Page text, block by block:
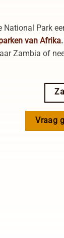
National Park
van Afrika.
Zambia of
Vraag